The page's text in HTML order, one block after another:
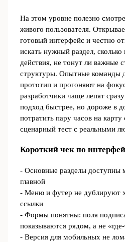
На этом уровне полезно
живого пользователя.
готовый интерфейс и честно
искать нужный раздел, сколько
действия, не тонут ли важные
структуры. Опытные команды
прототип и прогоняют на
разработчики чаще лепят
подход быстрее, но дороже в
потратить пару часов на карту
сценарный тест с реальными
Короткий чек по
- Основные разделы доступны
главной
- Меню и футер не дублируют
ссылки
- Формы понятны: поля
показываются рядом, а не
- Версия для мобильных не